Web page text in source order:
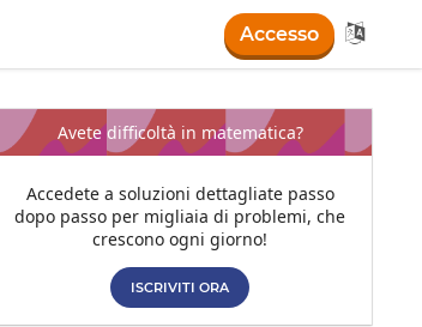
Accesso 
Avete difficoltà in matematica?
Accedete a soluzioni dettagliate passo
dopo passo per migliaia di problemi, che
crescono ogni giorno!
ISCRIVITI ORA